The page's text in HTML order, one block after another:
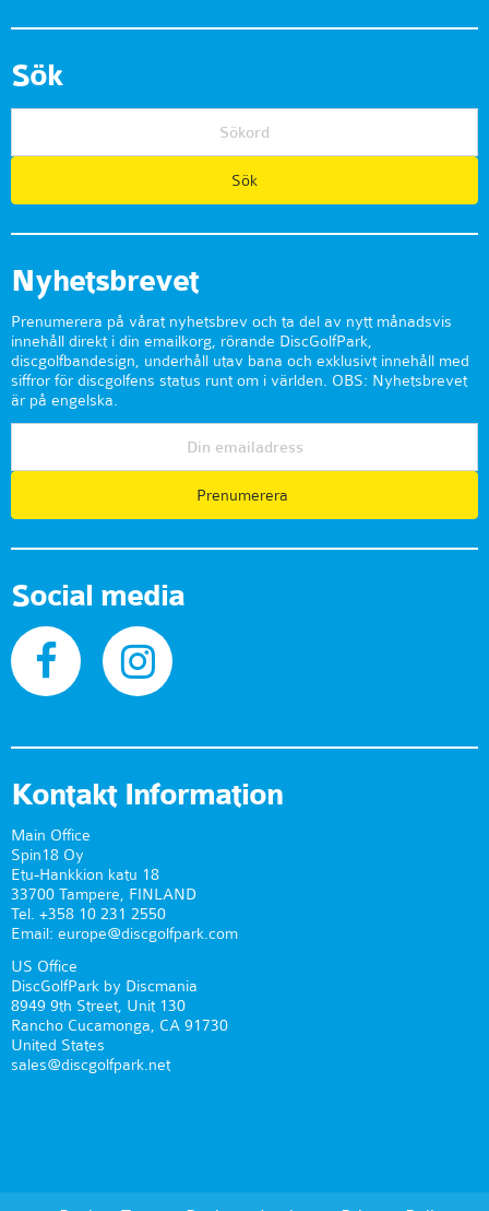
Sök
Nyhetsbrevet
Prenumerera på vårat nyhetsbrev och ta del av nytt månadsvis
innehåll direkt i din emailkorg, rörande DiscGolfPark,
discgolfbandesign, underhåll utav bana och exklusivt innehåll med
siffror för discgolfens status runt om i världen. OBS: Nyhetsbrevet
är på engelska.
Prenumerera
Social media
Kontakt Information
Main Office
Spin18 Oy
Etu-Hankkion katu 18
33700 Tampere, FINLAND
Tel. +358 10 231 2550
Email: europe@discgolfpark.com
US Office
DiscGolfPark by Discmania
8949 9th Street, Unit 130
Rancho Cucamonga, CA 91730
United States
sales@discgolfpark.net